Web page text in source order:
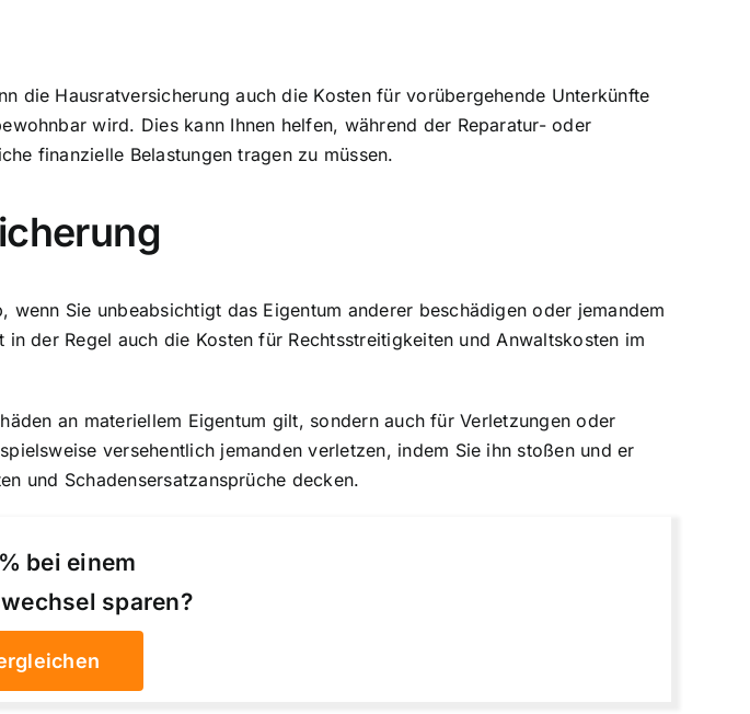
die Hausratversicherung auch die Kosten für vorübergehende Unterkünfte
wird. Dies kann Ihnen helfen, während der Reparatur- oder
finanzielle Belastungen tragen zu müssen.
Sie unbeabsichtigt das Eigentum anderer beschädigen oder jemandem
der Regel auch die Kosten für Rechtsstreitigkeiten und Anwaltskosten im
an materiellem Eigentum gilt, sondern auch für Verletzungen oder
versehentlich jemanden verletzen, indem Sie ihn stoßen und er
und Schadensersatzansprüche decken.
bei einem
sparen?